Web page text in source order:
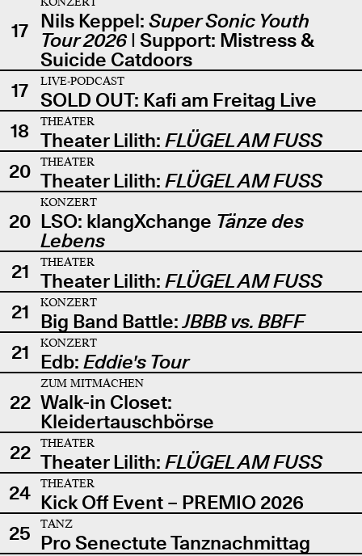
17 Nils Keppel: Super Sonic Youth
Tour 2026| Support: Mistress &
Suicide Catdoors
17
LIVE-PODCAST
SOLD OUT: Kafi am Freitag Live
18
THEATER
Theater Lilith: FLÜGEL AM FUSS
20
THEATER
Theater Lilith: FLÜGEL AM FUSS
20
KONZERT
LSO: klangXchange Tänze des
Lebens
21
THEATER
Theater Lilith: FLÜGEL AM FUSS
21
KONZERT
Big Band Battle:JBBB vs. BBFF
21
KONZERT
Edb: Eddie's Tour
22
ZUM MITMACHEN
Walk-in Closet:
Kleidertauschbörse
22
THEATER
Theater Lilith: FLÜGEL AM FUSS
24
THEATER
Kick Off Event – PREMIO 2026
25
TANZ
Pro Senectute Tanznachmittag